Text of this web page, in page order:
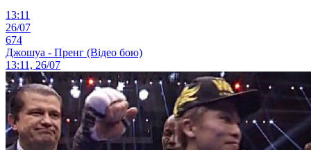
13:11
26/07
674
Джошуа - Пренг (Відео бою)
13:11, 26/07